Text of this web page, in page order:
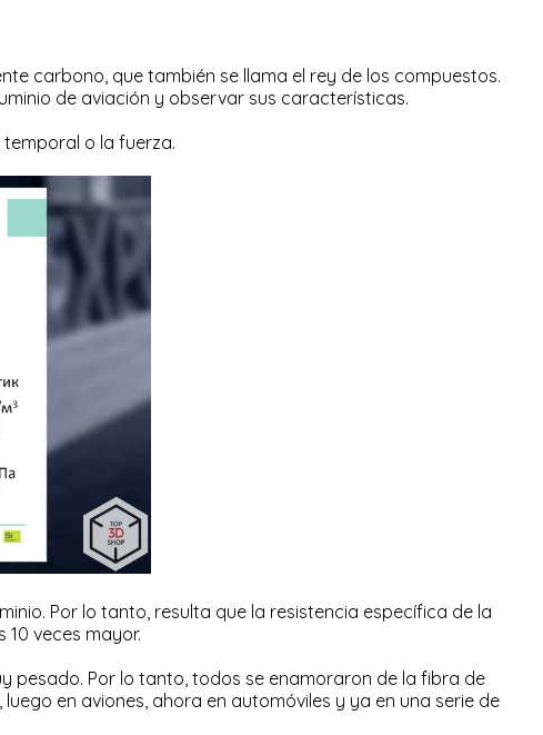
carbono, que también se llama el rey de los compuestos.
de aviación y observar sus características.
o la fuerza.
Por lo tanto, resulta que la resistencia específica de la
veces mayor.
pesado. Por lo tanto, todos se enamoraron de la fibra de
en aviones, ahora en automóviles y ya en una serie de